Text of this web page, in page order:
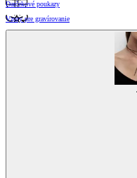
Darčekové poukazy
Vzory pre gravírovanie